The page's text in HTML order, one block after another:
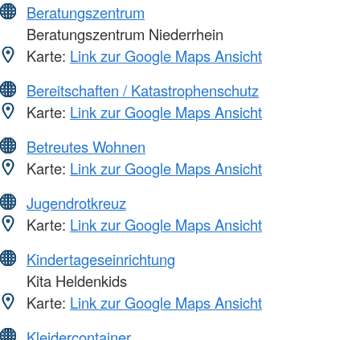
Beratungszentrum
Beratungszentrum Niederrhein
Karte: Link zur Google Maps Ansicht
Bereitschaften / Katastrophenschutz
Karte: Link zur Google Maps Ansicht
Betreutes Wohnen
Karte: Link zur Google Maps Ansicht
Jugendrotkreuz
Karte: Link zur Google Maps Ansicht
Kindertageseinrichtung
Kita Heldenkids
Karte: Link zur Google Maps Ansicht